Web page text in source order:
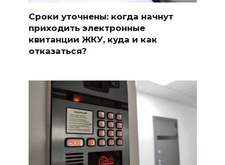
Сроки уточнены: когда начнут
приходить электронные
квитанции ЖКУ, куда и как
отказаться?